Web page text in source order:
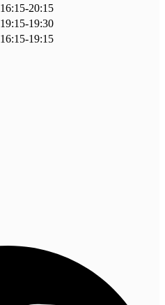
16:15-20:15
19:15-19:30
16:15-19:15